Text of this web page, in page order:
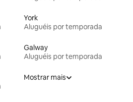
York
Aluguéis por temporada
Galway
Aluguéis por temporada
Mostrar mais